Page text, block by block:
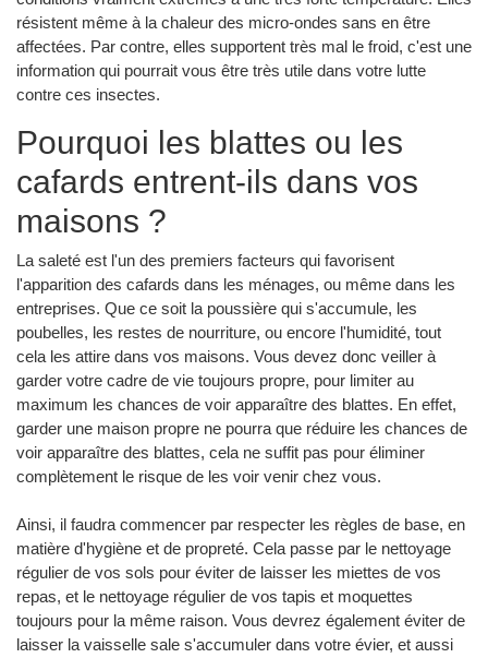
résistent même à la chaleur des micro-ondes sans en être
affectées. Par contre, elles supportent très mal le froid, c'est une
information qui pourrait vous être très utile dans votre lutte
contre ces insectes.
Pourquoi les blattes ou les
cafards entrent-ils dans vos
maisons ?
La saleté est l'un des premiers facteurs qui favorisent
l'apparition des cafards dans les ménages, ou même dans les
entreprises. Que ce soit la poussière qui s'accumule, les
poubelles, les restes de nourriture, ou encore l'humidité, tout
cela les attire dans vos maisons. Vous devez donc veiller à
garder votre cadre de vie toujours propre, pour limiter au
maximum les chances de voir apparaître des blattes. En effet,
garder une maison propre ne pourra que réduire les chances de
voir apparaître des blattes, cela ne suffit pas pour éliminer
complètement le risque de les voir venir chez vous.
Ainsi, il faudra commencer par respecter les règles de base, en
matière d'hygiène et de propreté. Cela passe par le nettoyage
régulier de vos sols pour éviter de laisser les miettes de vos
repas, et le nettoyage régulier de vos tapis et moquettes
toujours pour la même raison. Vous devrez également éviter de
laisser la vaisselle sale s'accumuler dans votre évier, et aussi